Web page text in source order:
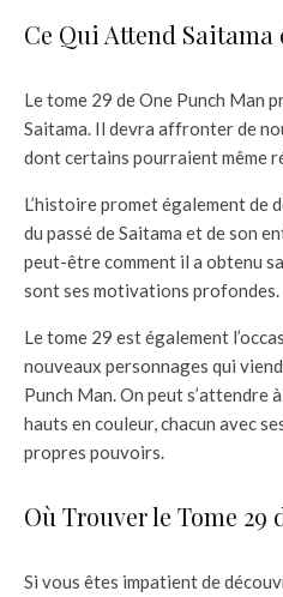
Ce Qui Attend Saitama
Le tome 29 de One Punch Man
Saitama. Il devra affronter de
dont certains pourraient même
L’histoire promet également de
du passé de Saitama et de son
peut-être comment il a obtenu
sont ses motivations profondes.
Le tome 29 est également
nouveaux personnages qui
Punch Man. On peut s’attendre
hauts en couleur, chacun avec
propres pouvoirs.
Où Trouver le Tome 29
Si vous êtes impatient de